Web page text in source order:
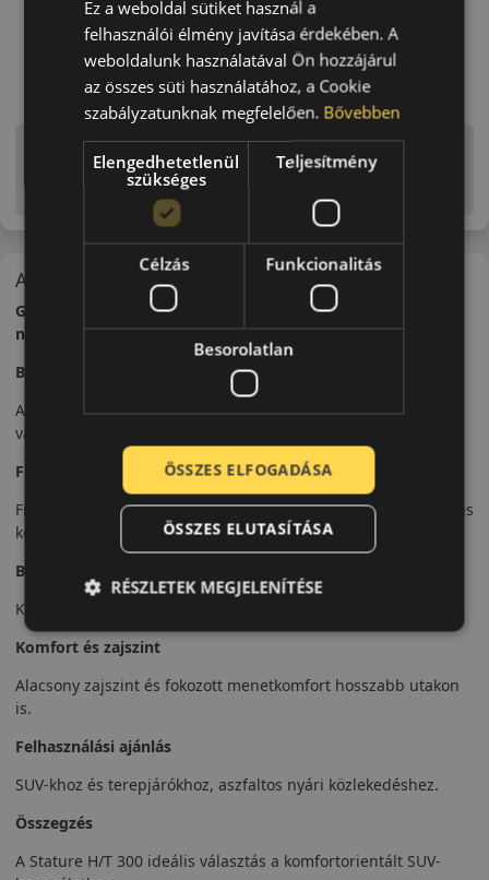
A mintázat
Gripmax Stature H/T 300 – Továbbfejlesztett komfortos
nyári SUV-abroncs
Bevezető
A Gripmax Stature H/T 300 a Stature H/T továbbfejlesztett
változata, még kiegyensúlyozottabb futási tulajdonságokkal.
Futófelület és tapadás
Finomított futófelületi kialakítása jobb stabilitást és egyenletes
kopást biztosít.
Biztonsági jellemzők
Kiszámítható fékteljesítmény és stabil iránytartás jellemzi.
Komfort és zajszint
Alacsony zajszint és fokozott menetkomfort hosszabb utakon
is.
Felhasználási ajánlás
SUV-khoz és terepjárókhoz, aszfaltos nyári közlekedéshez.
Összegzés
A Stature H/T 300 ideális választás a komfortorientált SUV-
Figyelem a feltüntetett címke adatok tájékoztató
jellegűek. Előfordulhat, hogy még a korábbi EU-s címkével
ellátott abroncs kerül kiszállításra.
Ez a weboldal sütiket használ a
felhasználói élmény javítása érdekében. A
weboldalunk használatával Ön hozzájárul
az összes süti használatához, a Cookie
szabályzatunknak megfelelően. Bővebben
Elengedhetetlenül
szükséges
Teljesítmény
Célzás Funkcionalitás
Besorolatlan
ÖSSZES ELFOGADÁSA
ÖSSZES ELUTASÍTÁSA
RÉSZLETEK MEGJELENÍTÉSE